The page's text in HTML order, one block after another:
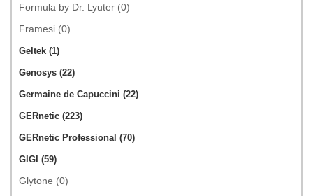
Formula by Dr. Lyuter (0)
Framesi (0)
Geltek (1)
Genosys (22)
Germaine de Capuccini (22)
GERnetic (223)
GERnetic Professional (70)
GIGI (59)
Glytone (0)